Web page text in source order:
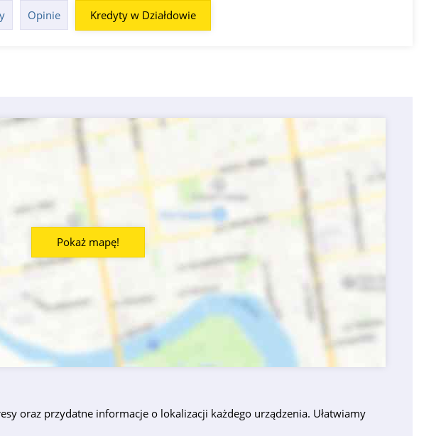
Opinie Kredyty w Działdowie
Pokaż mapę!
oraz przydatne informacje o lokalizacji każdego urządzenia. Ułatwiamy